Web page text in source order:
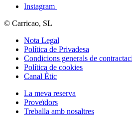
Instagram
© Carricao, SL
Nota Legal
Política de Privadesa
Condicions generals de
Política de cookies
Canal Ètic
La meva reserva
Proveïdors
Treballa amb nosaltres